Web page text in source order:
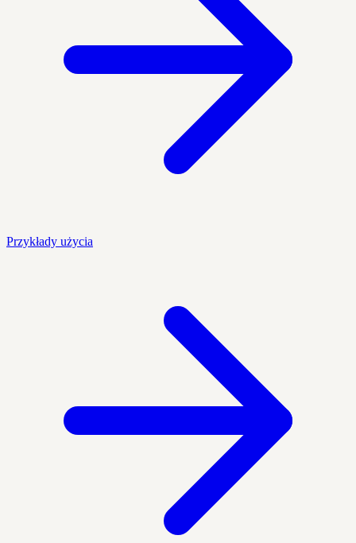
Przykłady użycia